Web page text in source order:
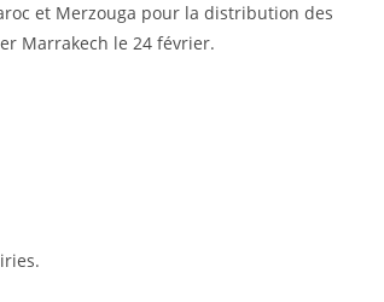
et Merzouga pour la distribution des
Marrakech le 24 février.